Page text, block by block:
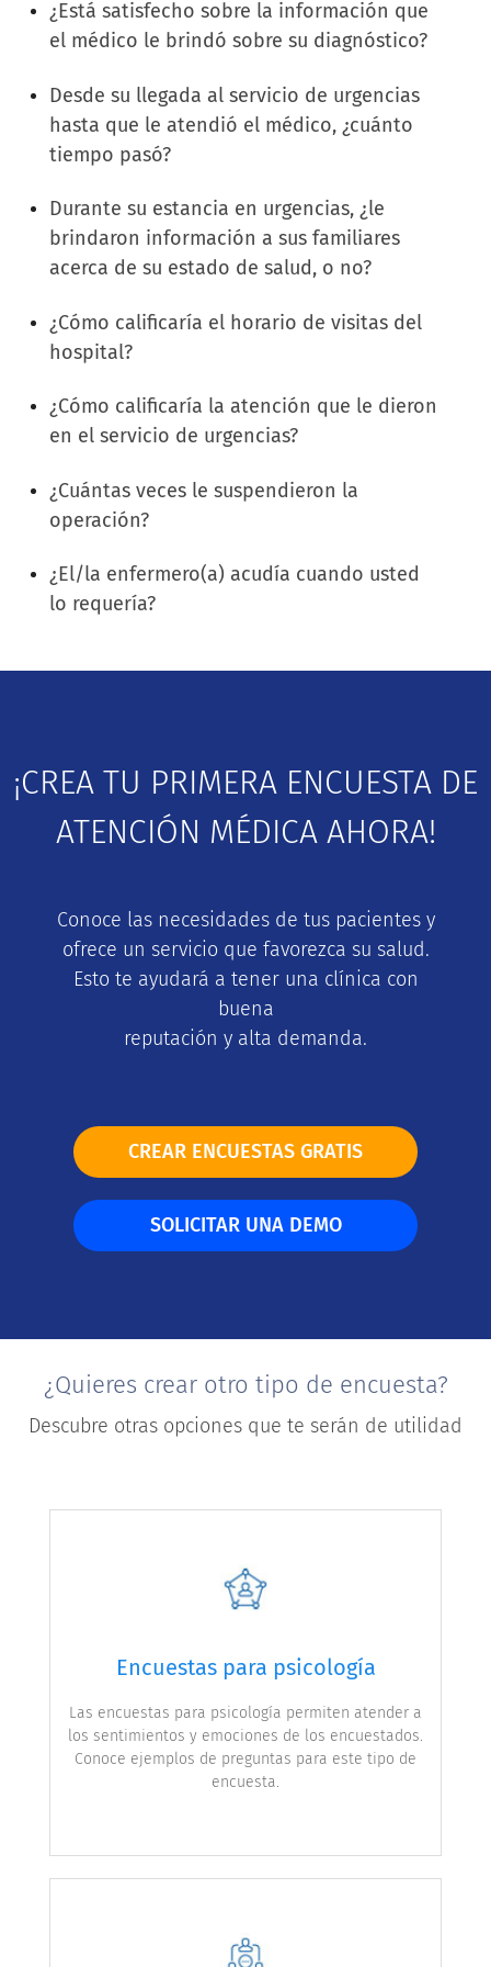
¿Está satisfecho sobre la información que
el médico le brindó sobre su diagnóstico?
Desde su llegada al servicio de urgencias
hasta que le atendió el médico, ¿cuánto
tiempo pasó?
Durante su estancia en urgencias, ¿le
brindaron información a sus familiares
acerca de su estado de salud, o no?
¿Cómo calificaría el horario de visitas del
hospital?
¿Cómo calificaría la atención que le dieron
en el servicio de urgencias?
¿Cuántas veces le suspendieron la
operación?
¿El/la enfermero(a) acudía cuando usted
lo requería?
¡CREA TU PRIMERA ENCUESTA DE
ATENCIÓN MÉDICA AHORA!
Conoce las necesidades de tus pacientes y
ofrece un servicio que favorezca su salud.
Esto te ayudará a tener una clínica con
buena
reputación y alta demanda.
CREAR ENCUESTAS GRATIS
SOLICITAR UNA DEMO
¿Quieres crear otro tipo de encuesta?
Descubre otras opciones que te serán de utilidad
Encuestas para psicología
Las encuestas para psicología permiten atender a
los sentimientos y emociones de los encuestados.
Conoce ejemplos de preguntas para este tipo de
encuesta.